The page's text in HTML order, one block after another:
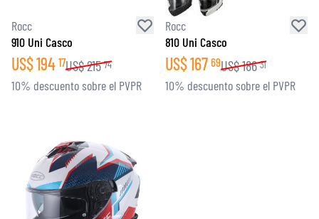
Rocc
910 Uni Casco
US$194 17US$215 74
10% descuento sobre el PVPR
Rocc
810 Uni Casco
US$167 69US$186 31
10% descuento sobre el PVPR